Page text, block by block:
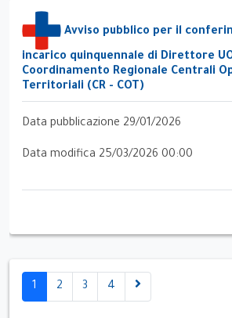
Avviso pubblico per il
incarico quinquennale di Direttore
Coordinamento Regionale Centrali
Territoriali (CR - COT)
Data pubblicazione 29/01/2026
Data modifica 25/03/2026 00:00
1 2 3 4